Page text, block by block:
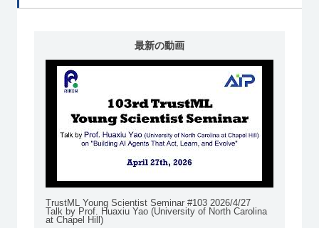
最新の動画
TrustML Young Scientist Seminar #103 2026/4/27
Talk by Prof. Huaxiu Yao (University of North Carolina
at Chapel Hill)